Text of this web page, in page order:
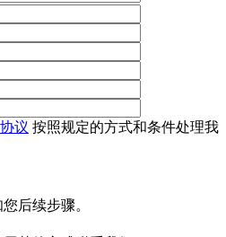
协议 按照规定的方式和条件处理我
后续步骤。